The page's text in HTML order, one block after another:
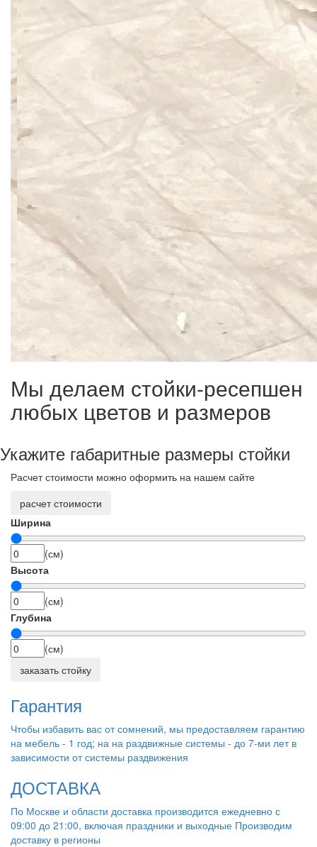
Мы делаем стойки-ресепшен
любых цветов и размеров
Укажите габаритные размеры стойки
Расчет стоимости можно оформить на нашем сайте
расчет стоимости
Ширина
(см)
Высота
(см)
Глубина
(см)
заказать стойку
Гарантия
Чтобы избавить вас от сомнений, мы предоставляем гарантию
на мебель - 1 год; на на раздвижные системы - до 7-ми лет в
зависимости от системы раздвижения
ДОСТАВКА
По Москве и области доставка производится ежедневно с
09:00 до 21:00, включая праздники и выходные Производим
доставку в регионы